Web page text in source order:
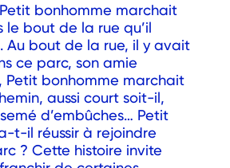
bonhomme marchait
bout de la rue qu’il
bout de la rue, il y avait
ce parc, son amie
Petit bonhomme marchait
aussi court soit-il,
d’embûches… Petit
t-il réussir à rejoindre
? Cette histoire invite